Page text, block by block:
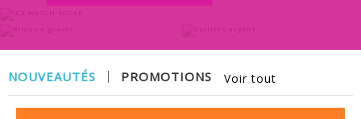
NOUVEAUTÉS PROMOTIONS Voir tout